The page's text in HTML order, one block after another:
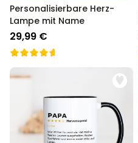
Personalisierbare Herz-
Lampe mit Name
29,99 €